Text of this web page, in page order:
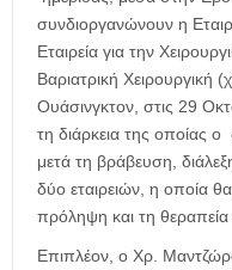
συνδιοργανώνουν η
Εταιρεία για την
Βαριατρική Χειρουργική
Ουάσινγκτον, στις 29
τη διάρκεια της οποίας
μετά τη βράβευση,
δύο εταιρειών, η οποία
πρόληψη και τη
Επιπλέον, ο Χρ.